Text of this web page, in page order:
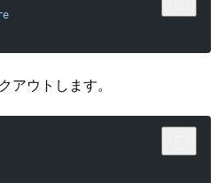
アウトします。